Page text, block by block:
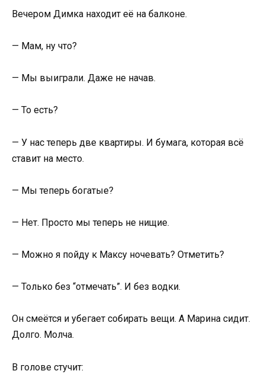
Вечером Димка находит её на балконе.
— Мам, ну что?
— Мы выиграли. Даже не начав.
— То есть?
— У нас теперь две квартиры. И бумага, которая всё
ставит на место.
— Мы теперь богатые?
— Нет. Просто мы теперь не нищие.
— Можно я пойду к Максу ночевать? Отметить?
— Только без “отмечать”. И без водки.
Он смеётся и убегает собирать вещи. А Марина сидит.
Долго. Молча.
В голове стучит: